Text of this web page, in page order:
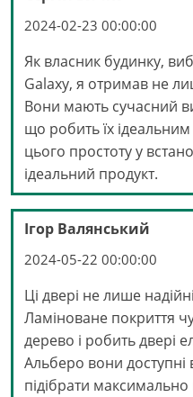
2024-02-23 00:00:00
Як власник будинку,
Galaxy, я отримав не
Вони мають сучасний
що робить їх
цього простоту у
ідеальний продукт.
Ігор Валянський
2024-05-22 00:00:00
Ці двері не лише
Ламіноване покриття
дерево і робить двері
Альберо вони
підібрати максимально